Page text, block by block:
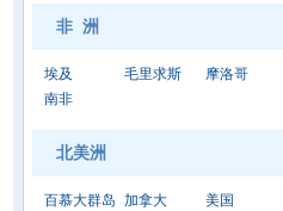
非 洲
埃及 毛里求斯
摩洛哥
南非
北美洲
百慕大群岛 加拿大 美国